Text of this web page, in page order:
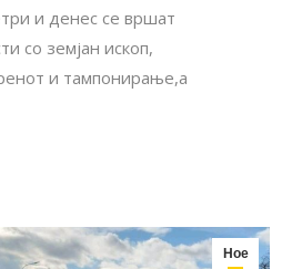
и денес се вршат
со земјан ископ,
и тампонирање,а
Ное